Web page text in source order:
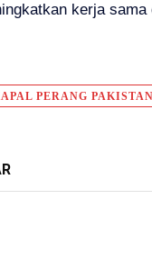
kerja
PERANG PAKISTAN